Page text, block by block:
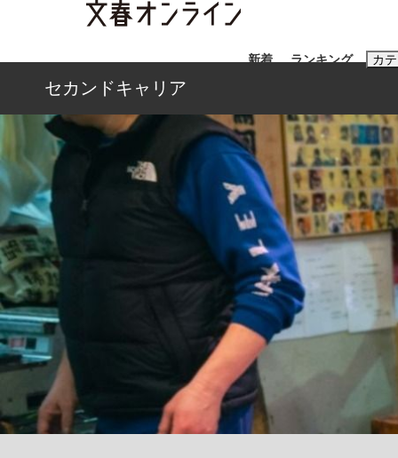
新着 ランキング カ
「90%は失敗する。でも…」本田圭佑が初
終戦から81年
おすすめの
#藤田晋
#三
#玉木雄一郎
セカンドキャリア